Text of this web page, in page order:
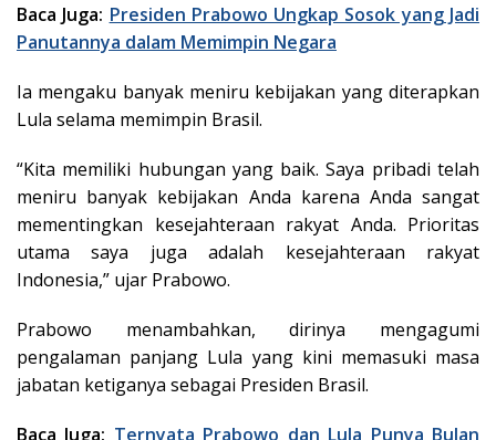
Baca Juga: Presiden Prabowo Ungkap Sosok yang Jadi
Panutannya dalam Memimpin Negara
Ia mengaku banyak meniru kebijakan yang diterapkan
Lula selama memimpin Brasil.
“Kita memiliki hubungan yang baik. Saya pribadi telah
meniru banyak kebijakan Anda karena Anda sangat
mementingkan kesejahteraan rakyat Anda. Prioritas
utama saya juga adalah kesejahteraan rakyat
Indonesia,” ujar Prabowo.
Prabowo menambahkan, dirinya mengagumi
pengalaman panjang Lula yang kini memasuki masa
jabatan ketiganya sebagai Presiden Brasil.
Baca Juga: Ternyata Prabowo dan Lula Punya Bulan